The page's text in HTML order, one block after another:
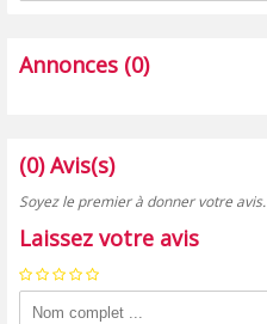
Annonces (0)
(0) Avis(s)
Soyez le premier à donner votre avis.
Laissez votre avis